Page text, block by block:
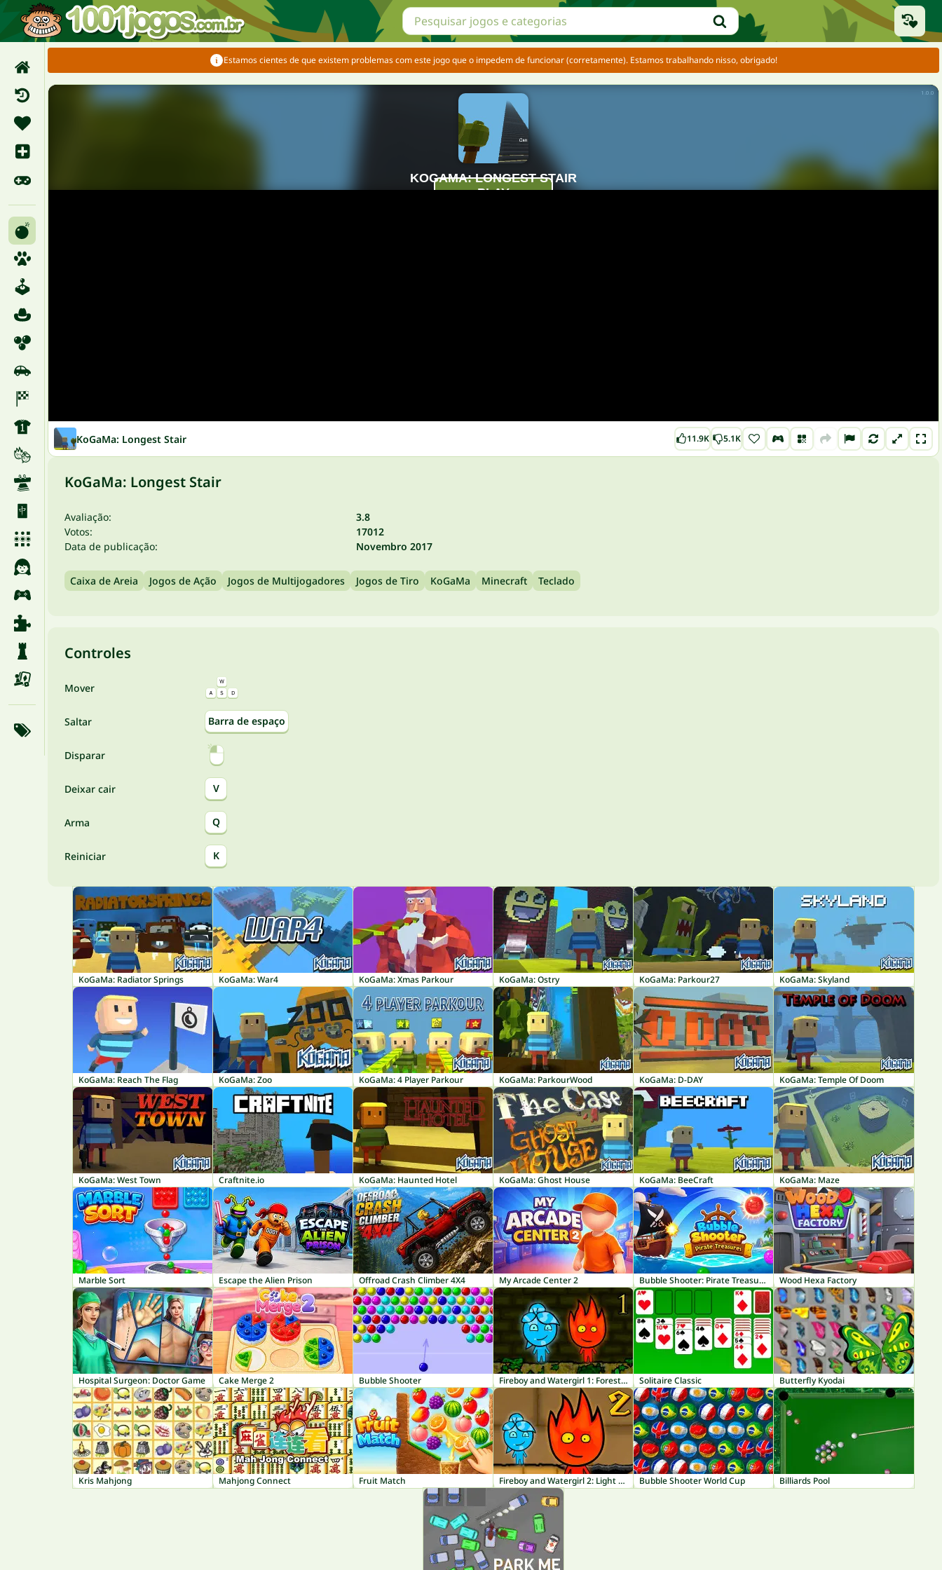
Estamos cientes de que existem problemas com este jogo que o impedem de funcionar (corretamente). Estamos trabalhando nisso, obrigado!
KoGaMa: Longest Stair 11.9K 5.1K
KoGaMa: Longest Stair
Avaliação:
3.8
Votos:
17012
Data de publicação:
Novembro 2017
Caixa de Areia Jogos de Ação Jogos de Multijogadores Jogos de Tiro KoGaMa Minecraft Teclado
Controles
Mover
Saltar Barra de espaço
Disparar
Deixar cair V
Arma Q
Reiniciar K
KoGaMa: Radiator Springs KoGaMa: War4 KoGaMa: Xmas Parkour KoGaMa: Ostry KoGaMa: Parkour27 KoGaMa: Skyland
KoGaMa: Reach The Flag KoGaMa: Zoo KoGaMa: 4 Player Parkour KoGaMa: ParkourWood KoGaMa: D-DAY KoGaMa: Temple Of Doom
KoGaMa: West Town Craftnite.io KoGaMa: Haunted Hotel KoGaMa: Ghost House KoGaMa: BeeCraft KoGaMa: Maze
Marble Sort Escape the Alien Prison Offroad Crash Climber 4X4 My Arcade Center 2 Bubble Shooter: Pirate Treasures Wood Hexa Factory
Hospital Surgeon: Doctor Game Cake Merge 2 Bubble Shooter Fireboy and Watergirl 1: Forest Temple Solitaire Classic Butterfly Kyodai
Kris Mahjong Mahjong Connect Fruit Match Fireboy and Watergirl 2: Light Temple Bubble Shooter World Cup Billiards Pool